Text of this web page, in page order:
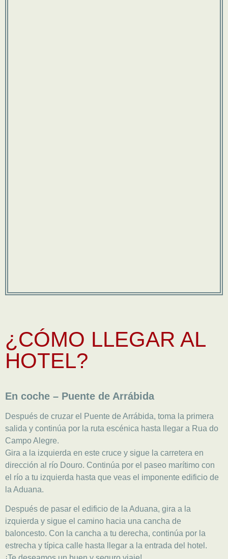
¿CÓMO LLEGAR AL
HOTEL?
En coche – Puente de Arrábida
Después de cruzar el Puente de Arrábida, toma la primera
salida y continúa por la ruta escénica hasta llegar a Rua do
Campo Alegre.
Gira a la izquierda en este cruce y sigue la carretera en
dirección al río Douro. Continúa por el paseo marítimo con
el río a tu izquierda hasta que veas el imponente edificio de
la Aduana.
Después de pasar el edificio de la Aduana, gira a la
izquierda y sigue el camino hacia una cancha de
baloncesto. Con la cancha a tu derecha, continúa por la
estrecha y típica calle hasta llegar a la entrada del hotel.